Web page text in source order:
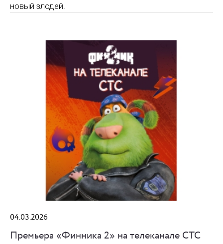
новый злодей.
04.03.2026
Премьера «Финника 2» на телеканале СТС